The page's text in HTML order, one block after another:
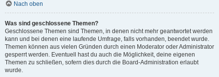
Nach oben
Was sind geschlossene Themen?
Geschlossene Themen sind Themen, in denen nicht mehr geantwortet werden
kann und bei denen eine laufende Umfrage, falls vorhanden, beendet wurde.
Themen können aus vielen Gründen durch einen Moderator oder Administrator
gesperrt werden. Eventuell hast du auch die Möglichkeit, deine eigenen
Themen zu schließen, sofern dies durch die Board-Administration erlaubt
wurde.